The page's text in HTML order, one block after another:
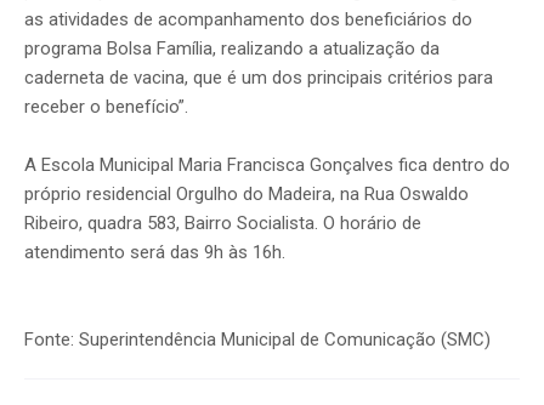
as atividades de acompanhamento dos beneficiários do
programa Bolsa Família, realizando a atualização da
caderneta de vacina, que é um dos principais critérios para
receber o benefício”.
A Escola Municipal Maria Francisca Gonçalves fica dentro do
próprio residencial Orgulho do Madeira, na Rua Oswaldo
Ribeiro, quadra 583, Bairro Socialista. O horário de
atendimento será das 9h às 16h.
Fonte: Superintendência Municipal de Comunicação (SMC)